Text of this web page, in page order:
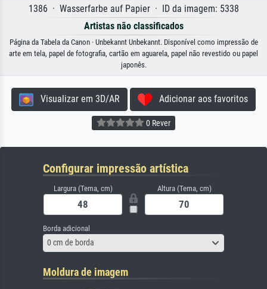
1386 · Wasserfarbe auf Papier · ID da imagem: 5338
Artistas não classificados
Página da Tabela da Canon · Unbekannt Unbekannt. Disponível como impressão de
arte em tela, papel de fotografia, cartão em aguarela, papel não revestido ou papel
japonês.
Visualizar em 3D/AR Adicionar aos favoritos
0 Rever
Configurar impressão artística
Largura (Tema, cm) Altura (Tema, cm)
Borda adicional
0 cm de borda
Moldura de imagem